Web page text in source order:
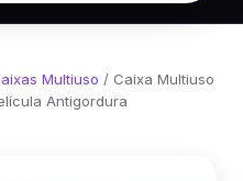
Multiuso / Caixa Multiuso
Antigordura